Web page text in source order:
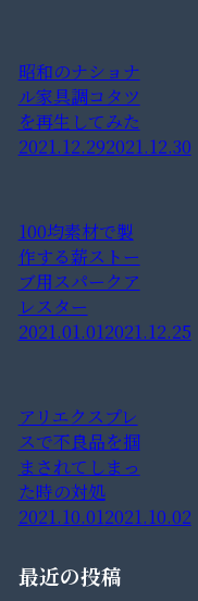
昭和のナショナ
ル家具調コタツ
を再生してみた
2021.12.292021.12.30
100均素材で製
作する薪ストー
ブ用スパークア
レスター
2021.01.012021.12.25
アリエクスプレ
スで不良品を掴
まされてしまっ
た時の対処
2021.10.012021.10.02
最近の投稿